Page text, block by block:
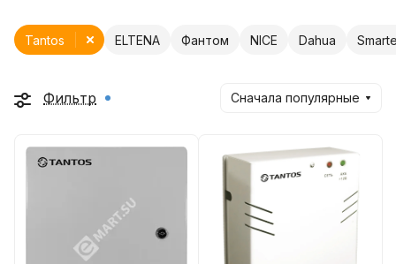
ELTENA Фантом NICE Dahua
Tantos
Фильтр Сначала популярные